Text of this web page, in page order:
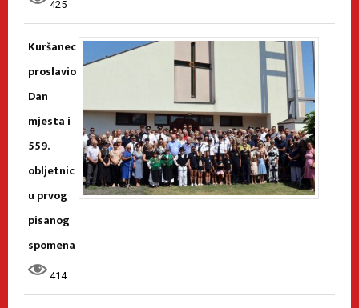
425
Kuršanec
proslavio
Dan
mjesta i
559.
obljetnic
u prvog
pisanog
spomena
414